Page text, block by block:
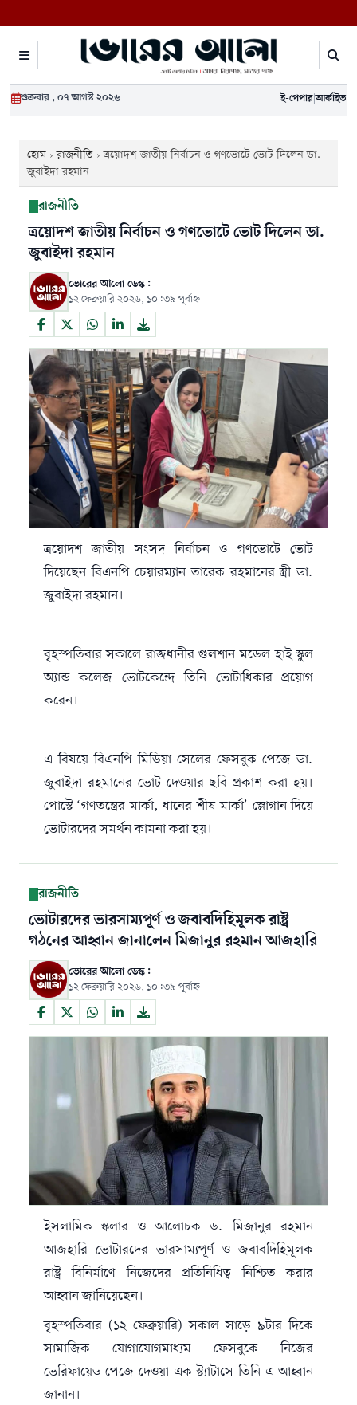
শুক্রবার , ০৭ আগস্ট ২০২৬ ই-পেপার|আর্কাইভ
হোম ›রাজনীতি ›ত্রয়োদশ জাতীয় নির্বাচন ও গণভোটে ভোট দিলেন ডা.
জুবাইদা রহমান
রাজনীতি
ত্রয়োদশ জাতীয় নির্বাচন ও গণভোটে ভোট দিলেন ডা.
জুবাইদা রহমান
ভোরের আলো ডেস্ক:
১২ ফেব্রুয়ারি ২০২৬, ১০:৩৯ পূর্বাহ্ন
ত্রয়োদশ জাতীয় সংসদ নির্বাচন ও গণভোটে ভোট
দিয়েছেন বিএনপি চেয়ারম্যান তারেক রহমানের স্ত্রী ডা.
জুবাইদা রহমান।
বৃহস্পতিবার সকালে রাজধানীর গুলশান মডেল হাই স্কুল
অ্যান্ড কলেজ ভোটকেন্দ্রে তিনি ভোটাধিকার প্রয়োগ
করেন।
এ বিষয়ে বিএনপি মিডিয়া সেলের ফেসবুক পেজে ডা.
জুবাইদা রহমানের ভোট দেওয়ার ছবি প্রকাশ করা হয়।
পোস্টে ‘গণতন্ত্রের মার্কা, ধানের শীষ মার্কা’ স্লোগান দিয়ে
ভোটারদের সমর্থন কামনা করা হয়।
রাজনীতি
ভোটারদের ভারসাম্যপূর্ণ ও জবাবদিহিমূলক রাষ্ট্র
গঠনের আহ্বান জানালেন মিজানুর রহমান আজহারি
ভোরের আলো ডেস্ক:
১২ ফেব্রুয়ারি ২০২৬, ১০:৩৯ পূর্বাহ্ন
ইসলামিক স্কলার ও আলোচক ড. মিজানুর রহমান
আজহারি ভোটারদের ভারসাম্যপূর্ণ ও জবাবদিহিমূলক
রাষ্ট্র বিনির্মাণে নিজেদের প্রতিনিধিত্ব নিশ্চিত করার
আহ্বান জানিয়েছেন।
বৃহস্পতিবার (১২ ফেব্রুয়ারি) সকাল সাড়ে ৯টার দিকে
সামাজিক যোগাযোগমাধ্যম ফেসবুকে নিজের
ভেরিফায়েড পেজে দেওয়া এক স্ট্যাটাসে তিনি এ আহ্বান
জানান।